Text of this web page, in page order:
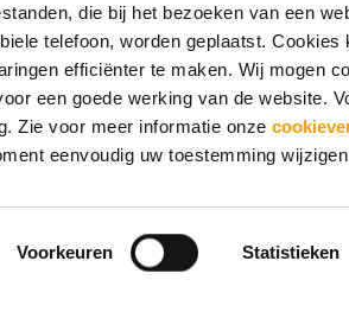
die bij het bezoeken van een
telefoon, worden geplaatst. Cookies
efficiënter te maken. Wij mogen
een goede werking van de website.
Zie voor meer informatie onze
eenvoudig uw toestemming
Voorkeuren Statistieken
Veelgestelde vragen